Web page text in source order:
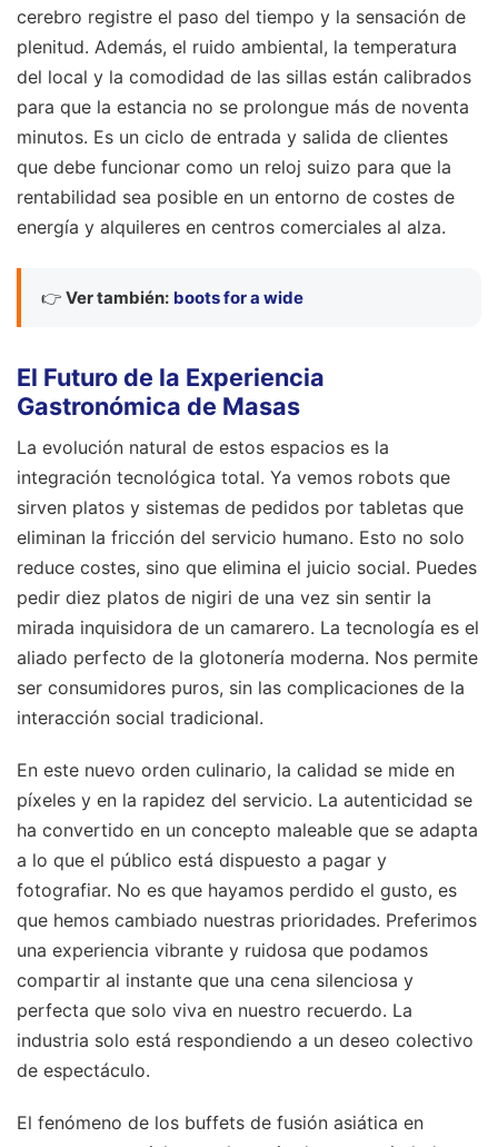
cerebro registre el paso del tiempo y la sensación de
plenitud. Además, el ruido ambiental, la temperatura
del local y la comodidad de las sillas están calibrados
para que la estancia no se prolongue más de noventa
minutos. Es un ciclo de entrada y salida de clientes
que debe funcionar como un reloj suizo para que la
rentabilidad sea posible en un entorno de costes de
energía y alquileres en centros comerciales al alza.
👉 Ver también: boots for a wide
El Futuro de la Experiencia
Gastronómica de Masas
La evolución natural de estos espacios es la
integración tecnológica total. Ya vemos robots que
sirven platos y sistemas de pedidos por tabletas que
eliminan la fricción del servicio humano. Esto no solo
reduce costes, sino que elimina el juicio social. Puedes
pedir diez platos de nigiri de una vez sin sentir la
mirada inquisidora de un camarero. La tecnología es el
aliado perfecto de la glotonería moderna. Nos permite
ser consumidores puros, sin las complicaciones de la
interacción social tradicional.
En este nuevo orden culinario, la calidad se mide en
píxeles y en la rapidez del servicio. La autenticidad se
ha convertido en un concepto maleable que se adapta
a lo que el público está dispuesto a pagar y
fotografiar. No es que hayamos perdido el gusto, es
que hemos cambiado nuestras prioridades. Preferimos
una experiencia vibrante y ruidosa que podamos
compartir al instante que una cena silenciosa y
perfecta que solo viva en nuestro recuerdo. La
industria solo está respondiendo a un deseo colectivo
de espectáculo.
El fenómeno de los buffets de fusión asiática en